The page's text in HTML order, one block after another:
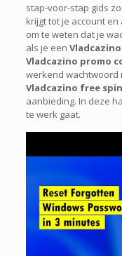
stap-voor-stap gids
krijgt tot je account
om te weten dat je
als je een
Vladcazino promo
werkend wachtwoord
Vladcazino free
aanbieding. In deze
te werk gaat.